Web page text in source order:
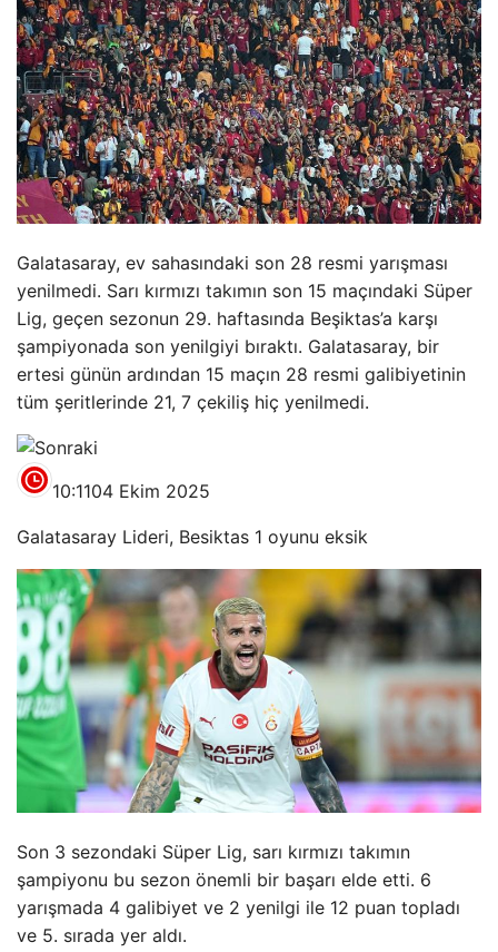
Galatasaray, ev sahasındaki son 28 resmi yarışması
yenilmedi. Sarı kırmızı takımın son 15 maçındaki Süper
Lig, geçen sezonun 29. haftasında Beşiktas’a karşı
şampiyonada son yenilgiyi bıraktı. Galatasaray, bir
ertesi günün ardından 15 maçın 28 resmi galibiyetinin
tüm şeritlerinde 21, 7 çekiliş hiç yenilmedi.
10:1104 Ekim 2025
Galatasaray Lideri, Besiktas 1 oyunu eksik
Son 3 sezondaki Süper Lig, sarı kırmızı takımın
şampiyonu bu sezon önemli bir başarı elde etti. 6
yarışmada 4 galibiyet ve 2 yenilgi ile 12 puan topladı
ve 5. sırada yer aldı.